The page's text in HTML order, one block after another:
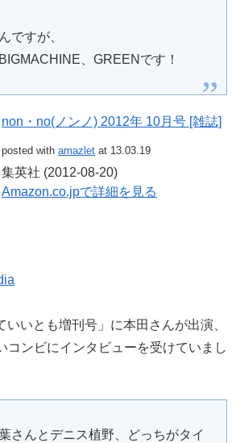
ですが、
、GREENです！
non・no(ノンノ) 2012年 10月号 [雑誌]
posted with amazlet at 13.03.19
集英社 (2012-08-20)
Amazon.co.jpで詳細を見る
いいとも増刊号」に本田さんが出演、
コンビにインタビューを受けていまし
さんとデニス植野、どっちがタイ